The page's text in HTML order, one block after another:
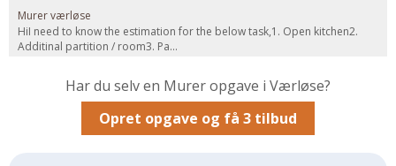
Nybygning
Reparationer
Om Værktøj
Murer værløse
HiI need to know the estimation for the below task,1. Open kitchen2.
Additinal partition / room3. Pa...
Har du selv en Murer opgave i Værløse?
Opret opgave og få 3 tilbud